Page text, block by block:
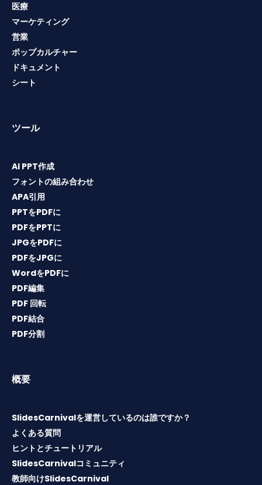
医療
マーケティング
営業
ポップカルチャー
ドキュメント
シート
ツール
AI PPT作成
フォントの組み合わせ
APA引用
PPTをPDFに
PDFをPPTに
JPGをPDFに
PDFをJPGに
WordをPDFに
PDF編集
PDF 回転
PDF結合
PDF分割
概要
SlidesCarnivalを運営しているのは誰ですか？
よくある質問
ヒントとチュートリアル
SlidesCarnivalコミュニティ
教師向けSlidesCarnival